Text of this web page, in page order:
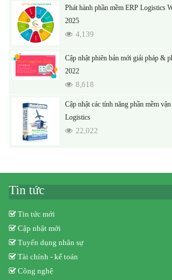
Phát hành phần mềm ERP Logistics
2025
4,139
Cập nhật phiên bản mới giải pháp &
2022
8,618
Cập nhật các tính năng phần mềm
Logistics
22,022
Tin tức
Tin tức mới
Cập nhật mới
Tuyển dụng nhân sự
Tài chính - kế toán
Công nghệ